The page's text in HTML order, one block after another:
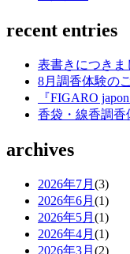
recent entries
表書きにつきま
8月調香体験の
『FIGARO
香袋・線香調香
archives
2026年7月 (3)
2026年6月 (1)
2026年5月 (1)
2026年4月 (1)
2026年3月 (2)